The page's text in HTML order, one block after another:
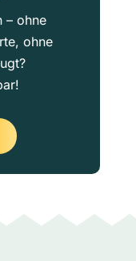
– ohne
ohne